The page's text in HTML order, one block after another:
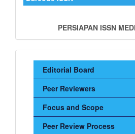
PERSIAPAN ISSN
Sidebar
Menu
Editorial Board
Peer Reviewers
Focus and Scope
Peer Review Process